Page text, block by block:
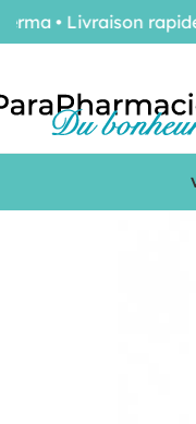
• Livraison rapide